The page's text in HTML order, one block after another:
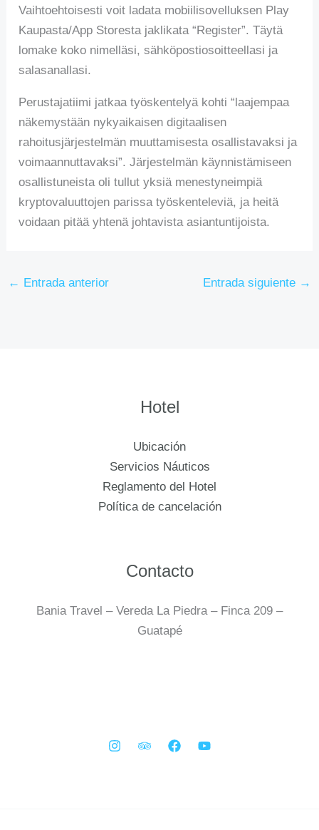
Vaihtoehtoisesti voit ladata mobiilisovelluksen Play
Kaupasta/App Storesta jaklikata “Register”. Täytä
lomake koko nimelläsi, sähköpostiosoitteellasi ja
salasanallasi.
Perustajatiimi jatkaa työskentelyä kohti “laajempaa
näkemystään nykyaikaisen digitaalisen
rahoitusjärjestelmän muuttamisesta osallistavaksi ja
voimaannuttavaksi”. Järjestelmän käynnistämiseen
osallistuneista oli tullut yksiä menestyneimpiä
kryptovaluuttojen parissa työskenteleviä, ja heitä
voidaan pitää yhtenä johtavista asiantuntijoista.
← Entrada anterior Entrada siguiente →
Hotel
Ubicación
Servicios Náuticos
Reglamento del Hotel
Política de cancelación
Contacto
Bania Travel – Vereda La Piedra – Finca 209 –
Guatapé